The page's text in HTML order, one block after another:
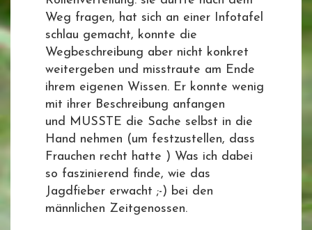
Weg fragen, hat sich an einer Infotafel
schlau gemacht, konnte die
Wegbeschreibung aber nicht konkret
weitergeben und misstraute am Ende
ihrem eigenen Wissen. Er konnte wenig
mit ihrer Beschreibung anfangen
und MUSSTE die Sache selbst in die
Hand nehmen (um festzustellen, dass
Frauchen recht hatte ) Was ich dabei
so faszinierend finde, wie das
Jagdfieber erwacht ;-) bei den
männlichen Zeitgenossen.